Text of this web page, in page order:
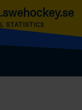
STATISTICS